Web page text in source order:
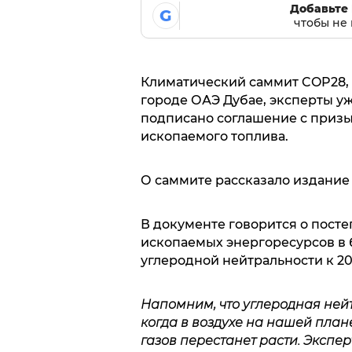
G
Добавьте
чтобы не
Климатический саммит
городе ОАЭ Дубае, эксперты
подписано соглашение с
ископаемого топлива.
О саммите рассказало издание
В документе говорится о
ископаемых энергоресурсов
углеродной нейтральности к
Напомним, что углеродная
когда в воздухе на нашей
газов перестанет расти.